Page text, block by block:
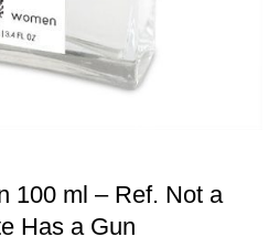
100 ml – Ref. Not a
Has a Gun